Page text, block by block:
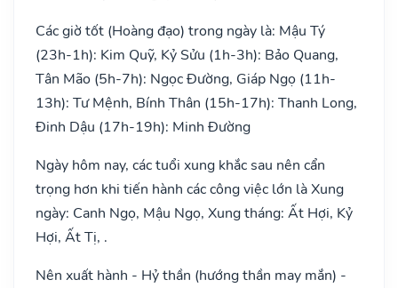
Các giờ tốt (Hoàng đạo) trong ngày là: Mậu Tý
(23h-1h): Kim Quỹ, Kỷ Sửu (1h-3h): Bảo Quang,
Tân Mão (5h-7h): Ngọc Đường, Giáp Ngọ (11h-
13h): Tư Mệnh, Bính Thân (15h-17h): Thanh Long,
Đinh Dậu (17h-19h): Minh Đường
Ngày hôm nay, các tuổi xung khắc sau nên cẩn
trọng hơn khi tiến hành các công việc lớn là Xung
ngày: Canh Ngọ, Mậu Ngọ, Xung tháng: Ất Hợi, Kỷ
Hợi, Ất Tị, .
Nên xuất hành - Hỷ thần (hướng thần may mắn) -